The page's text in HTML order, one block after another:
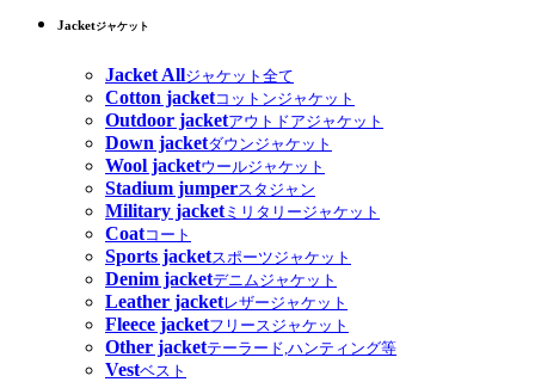
Jacketジャケット
Jacket Allジャケット全て
Cotton jacketコットンジャケット
Outdoor jacketアウトドアジャケット
Down jacketダウンジャケット
Wool jacketウールジャケット
Stadium jumperスタジャン
Military jacketミリタリージャケット
Coatコート
Sports jacketスポーツジャケット
Denim jacketデニムジャケット
Leather jacketレザージャケット
Fleece jacketフリースジャケット
Other jacketテーラード,ハンティング等
Vestベスト